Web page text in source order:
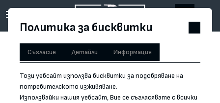
Начало / Ножове
Филтри
НОЖОВЕ
Политика за бисквитки
Съгласие Детайли Информация
Този уебсайт използва бисквитки за подобряване на
потребителското изживяване.
Използвайки нашия уебсайт, Вие се съгласявате с всички